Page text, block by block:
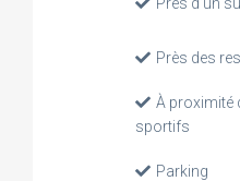
Près des
À proximité
sportifs
Parking